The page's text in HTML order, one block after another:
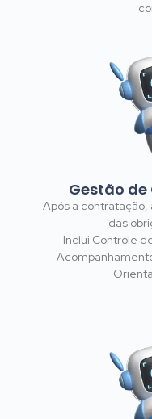
Gestão
Após a
das
Inclui Controle